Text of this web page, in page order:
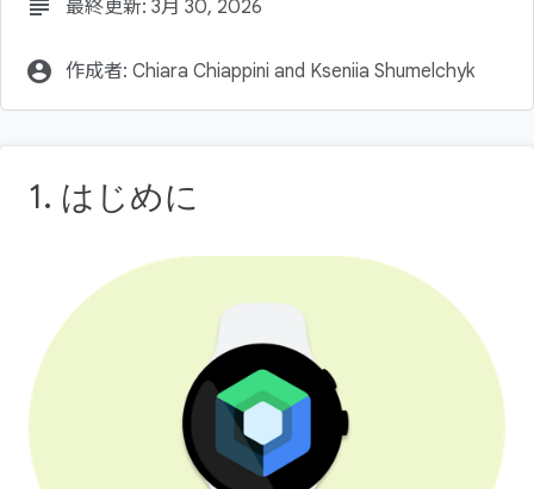
subject 最終更新: 3月 30, 2026
account_circle 作成者: Chiara Chiappini and Kseniia Shumelchyk
1. はじめに